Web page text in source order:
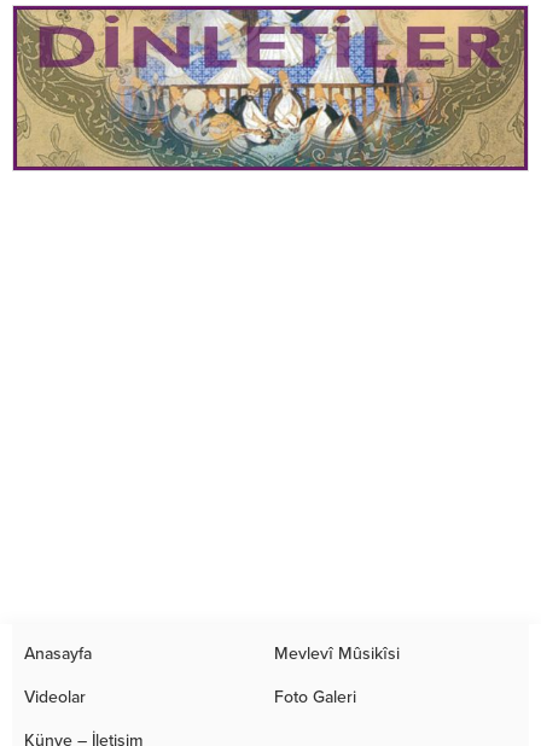
Anasayfa Mevlevî Mûsikîsi
Videolar Foto Galeri
Künye – İletişim